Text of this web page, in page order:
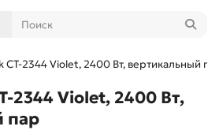
CT-2344 Violet, 2400 Вт, вертикальный
2344 Violet, 2400 Вт,
пар